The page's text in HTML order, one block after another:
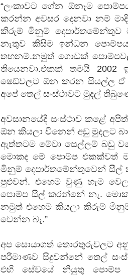
“ලංකාවට ගේන ඕනෑම
කරන්න අවසර දෙනවා නම්
කිරුම් මිනුම්
නැතුව කිසිම ඉන්ධන
තහනම්.නමුත් ගොඩක්
තියෙනවා.එකක් තමයි 2002
ෂෙඩ්වලට ඕන කරන සියල්ල
අපේ තෙල් සංස්ථාවට මුදල්
අවසානයේදි සංස්ථාව කළේ
ඕන කියලා චීනෙන් අඩු මුදලට
ඇත්තටම මේවා සෙල්ලම් බඩු
මොකද මේ ‍පොම්ප එකක්වත්
මිනුම් දෙපාර්තමේන්තුවෙන් සීල්
පුළුවන්. එහෙම වුණු හැම
‍පොම්ප සීල් කරන්නේ නෑ.
නමුත් එහෙම කියලා කිරුම්
වෙන්න බෑ.”
අප සොයාගත් තොරතුරුවලට
පරිමාණව සිදුවන්නේ තෙල්
එහි සේවයේ නියුතු ‍පොම්ප